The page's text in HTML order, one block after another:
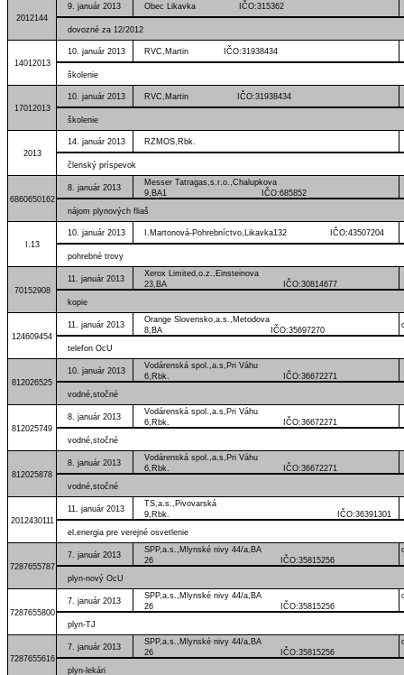
2012144
9. január 2013 Obec Likavka IČO:315362
dovozné za 12/2012
14012013
10. január 2013 RVC,Martin IČO:31938434
školenie
17012013
10. január 2013 RVC,Martin IČO:31938434
školenie
2013
14. január 2013
členský príspevok
6860650162
8. január 2013
Messer Tatragas,s.r.o.,Chalupkova
9,BA1 IČO:685852
nájom plynových fliaš
I.13
10. január 2013 I.Martonová-Pohrebníctvo,Likavka132 IČO:43507204
pohrebné trovy
70152908
11. január 2013
Xerox Limited,o.z.,Einsteinova
23,BA IČO:30814677
kopie
124609454
11. január 2013
Orange Slovensko,a.s.,Metodova
8,BA IČO:35697270
telefon OcU
812026525
10. január 2013
Vodárenská spol.,a.s,Pri Váhu
6,Rbk. IČO:36672271
vodné,stočné
812025749
8. január 2013
Vodárenská spol.,a.s,Pri Váhu
6,Rbk. IČO:36672271
vodné,stočné
812025878
8. január 2013
Vodárenská spol.,a.s,Pri Váhu
6,Rbk. IČO:36672271
vodné,stočné
2012430111
11. január 2013
TS,a.s.,Pivovarská
9,Rbk. IČO:36391301
el.energia pre verejné osvetlenie
7287655787
7. január 2013
SPP,a.s.,Mlynské nivy 44/a,BA
26 IČO:35815256
plyn-nový OcU
7287655800
7. január 2013
SPP,a.s.,Mlynské nivy 44/a,BA
26 IČO:35815256
plyn-TJ
7287655616
7. január 2013
SPP,a.s.,Mlynské nivy 44/a,BA
26 IČO:35815256
plyn-lekári